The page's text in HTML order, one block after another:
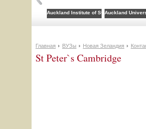
Auckland Institute of StudiesAuckland
Главная ВУЗы Новая Зеландия
St Peter`s Cambridge